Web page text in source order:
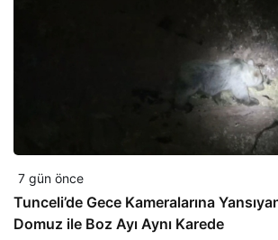
7 gün önce
Tunceli’de Gece Kameralarına
Domuz ile Boz Ayı Aynı Karede